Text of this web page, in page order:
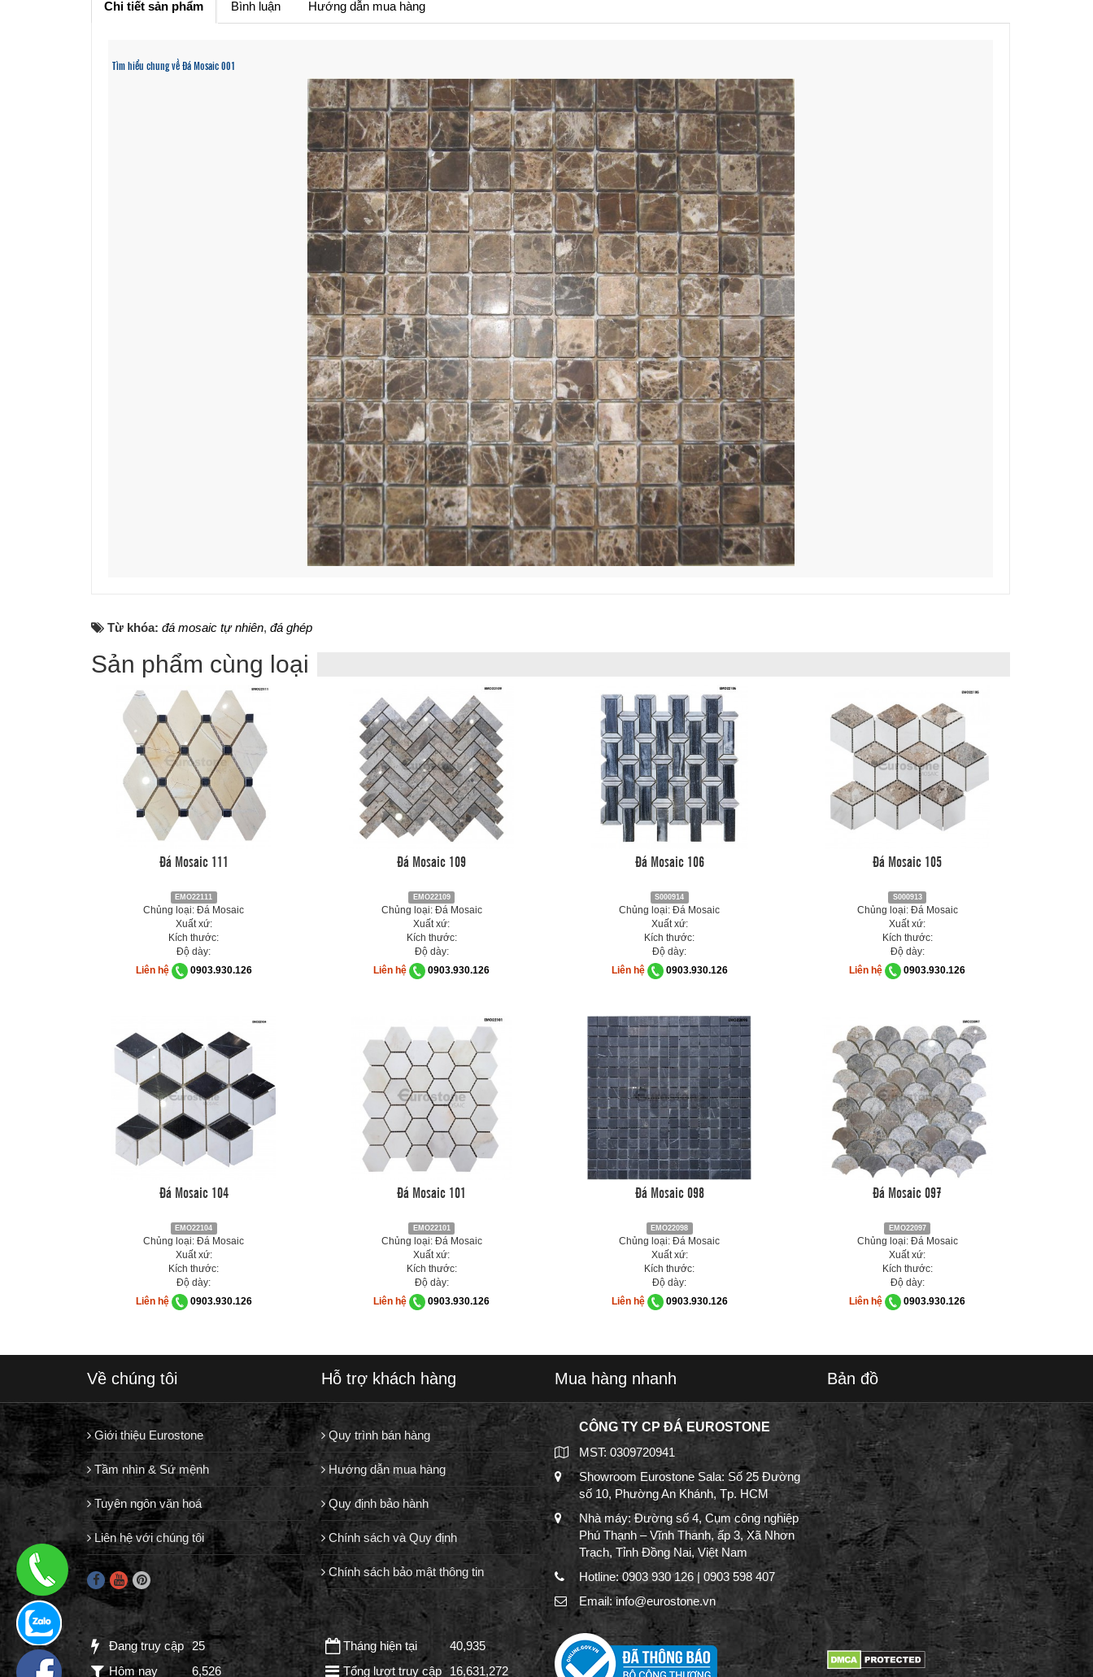
Chi tiết sản phẩm Bình luận Hướng dẫn mua hàng
Tìm hiểu chung về Đá Mosaic 001
Từ khóa: đá mosaic tự nhiên, đá ghép
Sản phẩm cùng loại
Đá Mosaic 111
EMO22111
Chủng loại: Đá Mosaic
Xuất xứ:
Kích thước:
Độ dày:
Liên hệ
0903.930.126
Đá Mosaic 109
EMO22109
Chủng loại: Đá Mosaic
Xuất xứ:
Kích thước:
Độ dày:
Liên hệ
0903.930.126
Đá Mosaic 106
S000914
Chủng loại: Đá Mosaic
Xuất xứ:
Kích thước:
Độ dày:
Liên hệ
0903.930.126
Đá Mosaic 105
S000913
Chủng loại: Đá Mosaic
Xuất xứ:
Kích thước:
Độ dày:
Liên hệ
0903.930.126
Đá Mosaic 104
EMO22104
Chủng loại: Đá Mosaic
Xuất xứ:
Kích thước:
Độ dày:
Liên hệ
0903.930.126
Đá Mosaic 101
EMO22101
Chủng loại: Đá Mosaic
Xuất xứ:
Kích thước:
Độ dày:
Liên hệ
0903.930.126
Đá Mosaic 098
EMO22098
Chủng loại: Đá Mosaic
Xuất xứ:
Kích thước:
Độ dày:
Liên hệ
0903.930.126
Đá Mosaic 097
EMO22097
Chủng loại: Đá Mosaic
Xuất xứ:
Kích thước:
Độ dày:
Liên hệ
0903.930.126
Về chúng tôi
Giới thiệu Eurostone
Tầm nhìn & Sứ mệnh
Tuyên ngôn văn hoá
Liên hệ với chúng tôi
Hỗ trợ khách hàng
Quy trình bán hàng
Hướng dẫn mua hàng
Quy định bảo hành
Chính sách và Quy định
Chính sách bảo mật thông tin
Mua hàng nhanh
CÔNG TY CP ĐÁ EUROSTONE
MST: 0309720941
Showroom Eurostone Sala: Số 25 Đường
số 10, Phường An Khánh, Tp. HCM
Nhà máy: Đường số 4, Cụm công nghiệp
Phú Thạnh – Vĩnh Thanh, ấp 3, Xã Nhơn
Trạch, Tỉnh Đồng Nai, Việt Nam
Hotline: 0903 930 126 | 0903 598 407
Email: info@eurostone.vn
Bản đồ
Đang truy cập 25
Hôm nay
6,526
Tháng hiện tại
40,935
Tổng lượt truy cập
16,631,272